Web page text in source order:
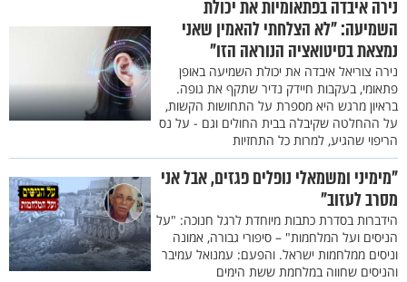
נירה איבדה בפתאומיות את יכולת
השמיעה: "לא הצלחתי להאמין שאני
נמצאת בסיטואציה הנוראה הזו"
נירה צוריאל איבדה את יכולת השמיעה באופן
פתאומי, בעקבות חיידק נדיר שתקף את גופה.
בראיון מרגש היא מספרת על התחושות הקשות,
על ההחלטה שקיבלה בבית החולים וגם - על נס
הריפוי שהגיע, למרות כל התחזיות
"מימיני ומשמאלי נופלים פגזים, אבל אני
מסרב לעזוב"
הידברות בסדרת כתבות מיוחדת לרגל חנוכה: "על
הניסים ועל המלחמות" – סיפורי גבורה, אמונה
וניסים ממלחמות ישראל. והפעם: עמנואל עמיבר
והניסים שחווה במלחמת ששת הימים